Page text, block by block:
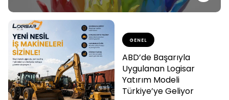
GENEL
ABD’de Başarıyla
Uygulanan Logisar
Yatırım Modeli
Türkiye’ye Geliyor